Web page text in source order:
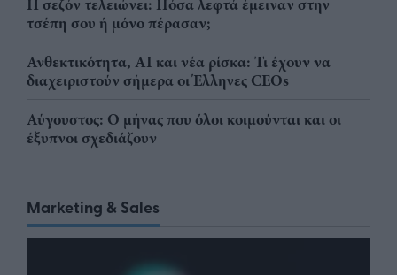
Η σεζόν τελειώνει: Πόσα λεφτά έμειναν στην
τσέπη σου ή μόνο πέρασαν;
Ανθεκτικότητα, AI και νέα ρίσκα: Τι έχουν να
διαχειριστούν σήμερα οι Έλληνες CEOs
Αύγουστος: Ο μήνας που όλοι κοιμούνται και οι
έξυπνοι σχεδιάζουν
Marketing & Sales